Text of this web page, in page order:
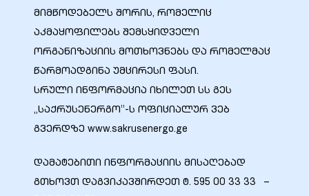
მიმწოდებელს შორის, რომელიც
აკმაყოფილებს შემსყიდველი
ორგანიზაციის მოთხოვნებს და რომელმაც
წარმოადგინა უმცირესი ფასი.
სრული ინფორმაცია იხილეთ სს გეს
„საქრუსენერგო”-ს ოფიციალურ ვებ
გვერდზე www.sakrusenergo.ge
დამატებითი ინფორმაციის მისაღებად
გთხოვთ დაგვიკავშირდეთ ტ. 595 00 33 33 –